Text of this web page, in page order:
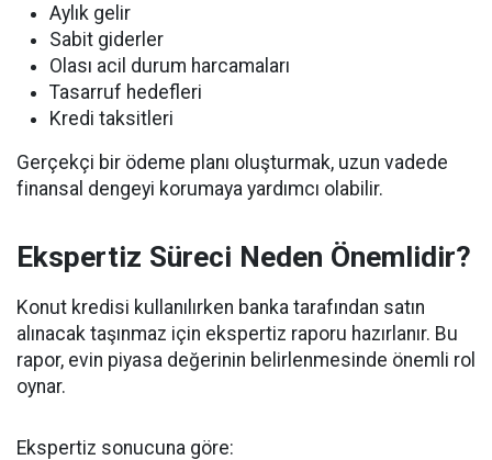
Aylık gelir
Sabit giderler
Olası acil durum harcamaları
Tasarruf hedefleri
Kredi taksitleri
Gerçekçi bir ödeme planı oluşturmak, uzun vadede
finansal dengeyi korumaya yardımcı olabilir.
Ekspertiz Süreci Neden Önemlidir?
Konut kredisi kullanılırken banka tarafından satın
alınacak taşınmaz için ekspertiz raporu hazırlanır. Bu
rapor, evin piyasa değerinin belirlenmesinde önemli rol
oynar.
Ekspertiz sonucuna göre: